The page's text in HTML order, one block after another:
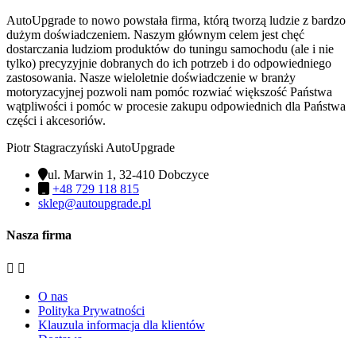
AutoUpgrade to nowo powstała firma, którą tworzą ludzie z bardzo
dużym doświadczeniem. Naszym głównym celem jest chęć
dostarczania ludziom produktów do tuningu samochodu (ale i nie
tylko) precyzyjnie dobranych do ich potrzeb i do odpowiedniego
zastosowania. Nasze wieloletnie doświadczenie w branży
motoryzacyjnej pozwoli nam pomóc rozwiać większość Państwa
wątpliwości i pomóc w procesie zakupu odpowiednich dla Państwa
części i akcesoriów.
Piotr Stagraczyński AutoUpgrade
ul. Marwin 1, 32-410 Dobczyce
+48 729 118 815
sklep@autoupgrade.pl
Nasza firma
 
O nas
Polityka Prywatności
Klauzula informacja dla klientów